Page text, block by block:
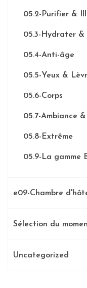
05.2-Purifier &
05.3-Hydrater
05.4-Anti-âge
05.5-Yeux &
05.6-Corps
05.7-Ambiance
05.8-Extrême
05.9-La gamme
e09-Chambre
Sélection du
Uncategorized